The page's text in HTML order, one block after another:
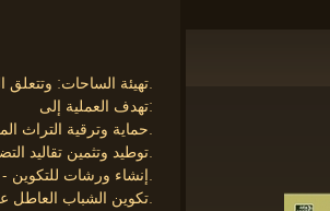
تهيئة الساحات: وتتعلق العملية بتهيئة الساحات العمومية و الأسواق التقليدية.
تهدف العملية إلى:
- حماية وترقية التراث المعماري للقصور.
- توطيد وتثمين تقاليد التضامن الاجتماعي.
- إنشاء ورشات للتكوين.
- تكوين الشباب العاطل عن العمل في مجال البناء، فضلا عن أولئك الذين لا يملكون المؤهلات المهنية.